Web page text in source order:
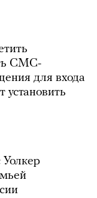
СМС-
для входа
установить